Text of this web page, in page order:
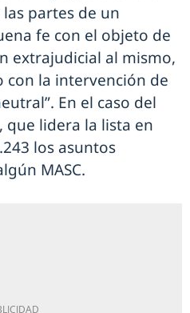
partes de un
fe con el objeto de
extrajudicial al mismo,
con la intervención de
En el caso del
lidera la lista en
los asuntos
MASC.